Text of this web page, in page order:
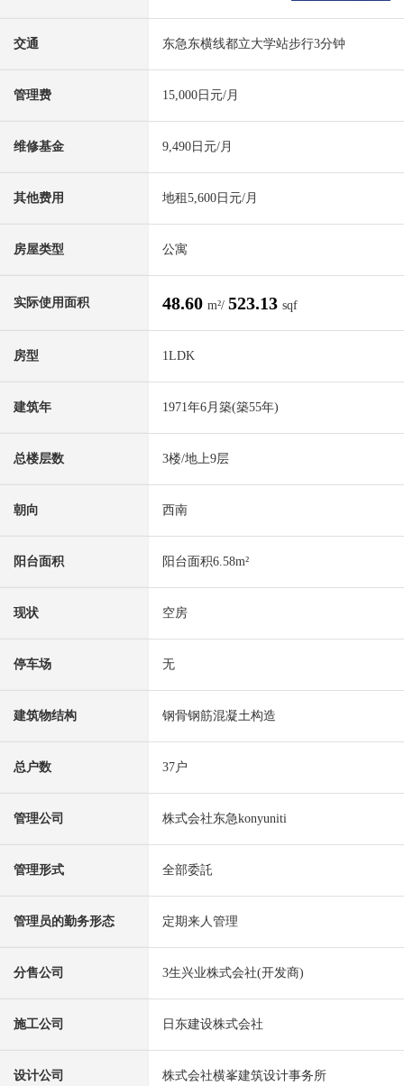
交通 东急东横线都立大学站步行3分钟
管理费 15,000日元/月
维修基金 9,490日元/月
其他费用 地租5,600日元/月
房屋类型 公寓
实际使用面积 48.60 m²/ 523.13 sqf
房型 1LDK
建筑年 1971年6月築(築55年)
总楼层数 3楼/地上9层
朝向 西南
阳台面积 阳台面积6.58m²
现状 空房
停车场 无
建筑物结构 钢骨钢筋混凝土构造
总户数 37户
管理公司 株式会社东急konyuniti
管理形式 全部委託
管理员的勤务形态 定期来人管理
分售公司 3生兴业株式会社(开发商)
施工公司 日东建设株式会社
设计公司 株式会社横峯建筑设计事务所